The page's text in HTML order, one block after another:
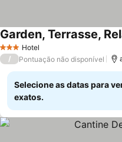
3 EstrelasHotel
Garden, Terrasse,
/ Pontuação não disponível
Selecione as datas para
exatos.